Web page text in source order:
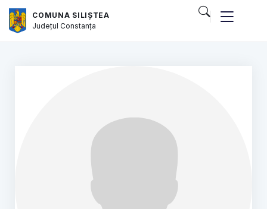
COMUNA SILIȘTEA
JudețulConstanța